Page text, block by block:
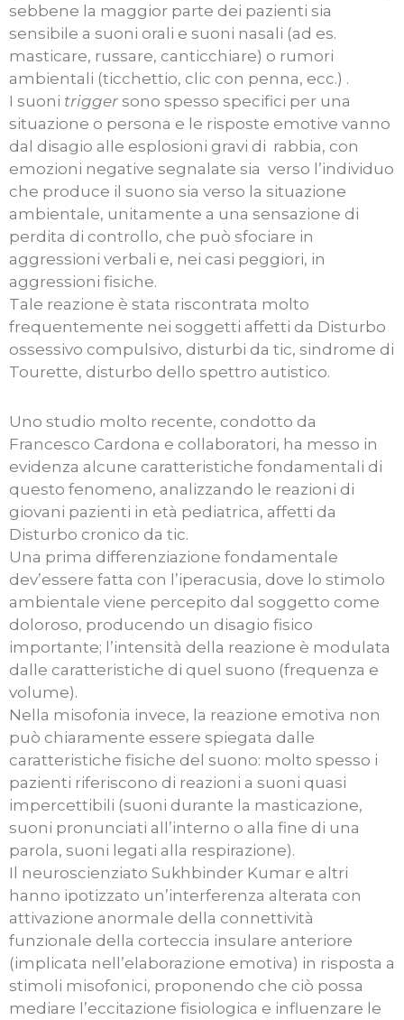
sebbene la maggior parte dei pazienti sia
sensibile a suoni orali e suoni nasali (ad es.
masticare, russare, canticchiare) o rumori
ambientali (ticchettio, clic con penna, ecc.) .
I suoni trigger sono spesso specifici per una
situazione o persona e le risposte emotive vanno
dal disagio alle esplosioni gravi di rabbia, con
emozioni negative segnalate sia verso l’individuo
che produce il suono sia verso la situazione
ambientale, unitamente a una sensazione di
perdita di controllo, che può sfociare in
aggressioni verbali e, nei casi peggiori, in
aggressioni fisiche.
Tale reazione è stata riscontrata molto
frequentemente nei soggetti affetti da Disturbo
ossessivo compulsivo, disturbi da tic, sindrome di
Tourette, disturbo dello spettro autistico.
Uno studio molto recente, condotto da
Francesco Cardona e collaboratori, ha messo in
evidenza alcune caratteristiche fondamentali di
questo fenomeno, analizzando le reazioni di
giovani pazienti in età pediatrica, affetti da
Disturbo cronico da tic.
Una prima differenziazione fondamentale
dev’essere fatta con l’iperacusia, dove lo stimolo
ambientale viene percepito dal soggetto come
doloroso, producendo un disagio fisico
importante; l’intensità della reazione è modulata
dalle caratteristiche di quel suono (frequenza e
volume).
Nella misofonia invece, la reazione emotiva non
può chiaramente essere spiegata dalle
caratteristiche fisiche del suono: molto spesso i
pazienti riferiscono di reazioni a suoni quasi
impercettibili (suoni durante la masticazione,
suoni pronunciati all’interno o alla fine di una
parola, suoni legati alla respirazione).
Il neuroscienziato Sukhbinder Kumar e altri
hanno ipotizzato un’interferenza alterata con
attivazione anormale della connettività
funzionale della corteccia insulare anteriore
(implicata nell’elaborazione emotiva) in risposta a
stimoli misofonici, proponendo che ciò possa
mediare l’eccitazione fisiologica e influenzare le